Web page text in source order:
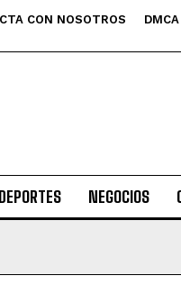
CON NOSOTROS DMCA
DEPORTES NEGOCIOS